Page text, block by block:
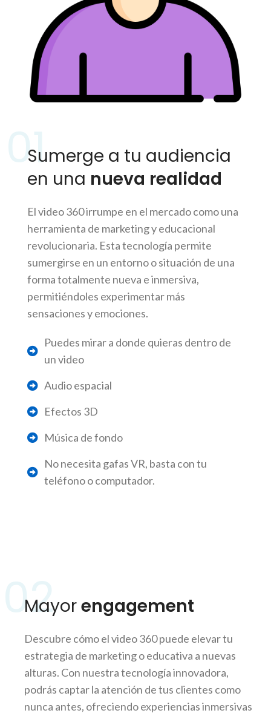
01
Sumerge a tu audiencia
en una nueva realidad
El video 360 irrumpe en el mercado como una
herramienta de marketing y educacional
revolucionaria. Esta tecnología permite
sumergirse en un entorno o situación de una
forma totalmente nueva e inmersiva,
permitiéndoles experimentar más
sensaciones y emociones.
Puedes mirar a donde quieras dentro de
un video
Audio espacial
Efectos 3D
Música de fondo
No necesita gafas VR, basta con tu
teléfono o computador.
02
Mayorengagement
Descubre cómo el video 360 puede elevar tu
estrategia de marketing o educativa a nuevas
alturas. Con nuestra tecnología innovadora,
podrás captar la atención de tus clientes como
nunca antes, ofreciendo experiencias inmersivas